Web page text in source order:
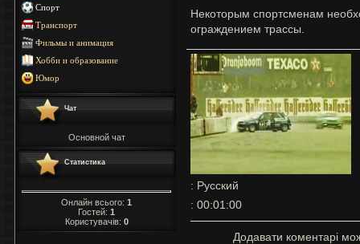
Спорт
Транспорт
Фильмы и анимация
Хобби и образование
Юмор
Чат
Основной чат
Статистика
Онлайн всього: 1
Гостей: 1
Користувачів: 0
Некоторым спортсменам
ограждением трассы.
: Русский
: 00:01:00
Додавати коментарі